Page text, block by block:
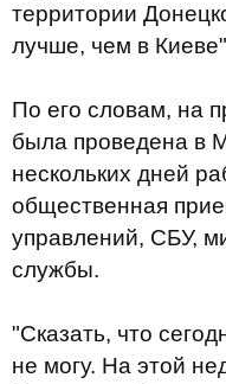
территории
лучше, чем в
По его словам, на
была проведена в
нескольких дней
общественная
управлений, СБУ,
службы.
"Сказать, что
не могу. На этой